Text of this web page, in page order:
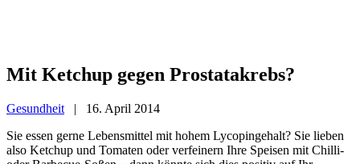
Mit Ketchup gegen Prostatakrebs?
Gesundheit | 16. April 2014
Sie essen gerne Lebensmittel mit hohem Lycopingehalt? Sie lieben
also Ketchup und Tomaten oder verfeinern Ihre Speisen mit Chilli-